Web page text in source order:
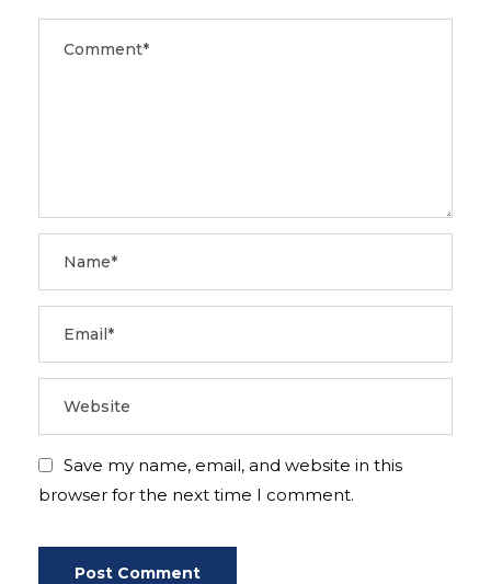
Save my name, email, and website in this
browser for the next time I comment.